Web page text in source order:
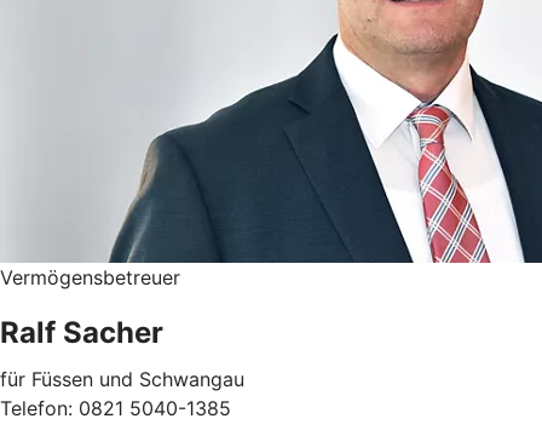
Vermögensbetreuer
Ralf Sacher
für Füssen und Schwangau
Telefon: 0821 5040-1385